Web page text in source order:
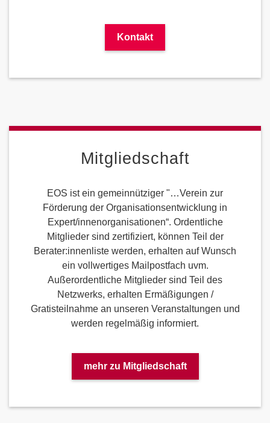
Kontakt
Mitgliedschaft
EOS ist ein gemeinnütziger "…Verein zur
Förderung der Organisationsentwicklung in
Expert/innenorganisationen“. Ordentliche
Mitglieder sind zertifiziert, können Teil der
Berater:innenliste werden, erhalten auf Wunsch
ein vollwertiges Mailpostfach uvm.
Außerordentliche Mitglieder sind Teil des
Netzwerks, erhalten Ermäßigungen /
Gratisteilnahme an unseren Veranstaltungen und
werden regelmäßig informiert.
mehr zu Mitgliedschaft